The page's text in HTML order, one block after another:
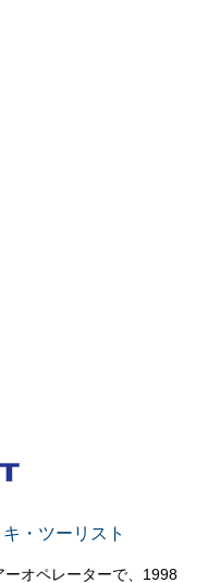
・ツーリスト
オペレーターで、1998